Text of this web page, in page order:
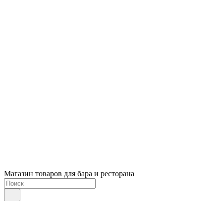
Магазин товаров для бара и ресторана